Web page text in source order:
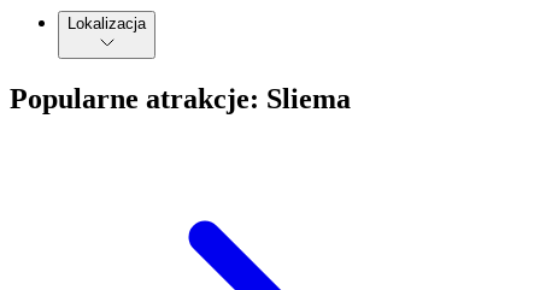
Lokalizacja
Popularne atrakcje: Sliema